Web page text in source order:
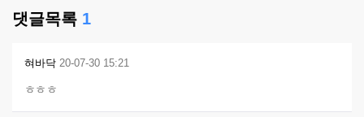
댓글목록 1
혀바닥 20-07-30 15:21
ㅎㅎㅎ